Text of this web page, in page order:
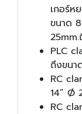
เกอร์ห
ขนาด
PLC
ถึงขนา
RC
14” Ø
RC